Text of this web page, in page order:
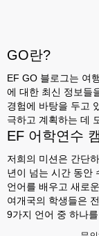
GO란?
EF GO 블로그는 여
에 대한 최신 정보들
경험에 바탕을 두고
극하고 계획하는 데
EF 어학연수
저희의 미션은 간단
년이 넘는 시간 동안
언어를 배우고 새로
여개국의 학생들은
9가지 언어 중 하나